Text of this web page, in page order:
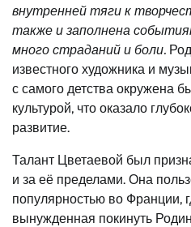
внутренней тяги к
также и заполнена
много страданий и боли.
известного художника и
с самого детства окружена
культурой, что оказало
развитие.
Талант Цветаевой был
и за её пределами. Она
популярностью во Франции,
вынужденная покинуть